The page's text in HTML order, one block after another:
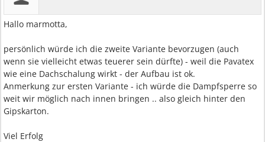
Hallo marmotta,
persönlich würde ich die zweite Variante bevorzugen (auch
wenn sie vielleicht etwas teuerer sein dürfte) - weil die Pavatex
wie eine Dachschalung wirkt - der Aufbau ist ok.
Anmerkung zur ersten Variante - ich würde die Dampfsperre so
weit wir möglich nach innen bringen .. also gleich hinter den
Gipskarton.
Viel Erfolg